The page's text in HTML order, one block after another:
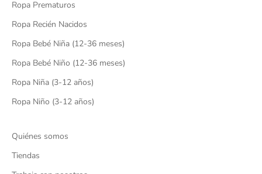
Ropa Prematuros
Ropa Recién Nacidos
Ropa Bebé Niña (12-36 meses)
Ropa Bebé Niño (12-36 meses)
Ropa Niña (3-12 años)
Ropa Niño (3-12 años)
Quiénes somos
Tiendas